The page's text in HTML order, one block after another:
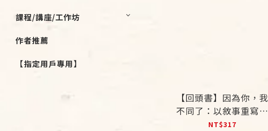
課程/講座/工作坊
作者推薦
【指定用戶專用】
【回頭書】因為你，我
不同了：以敘事重寫關
係的連結與生命的盼望
NT$317